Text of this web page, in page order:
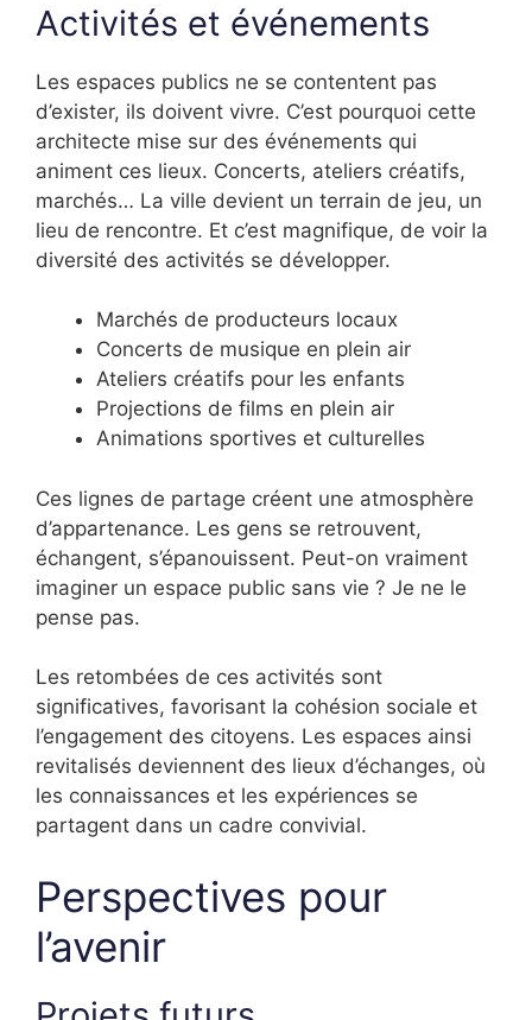
Activités et événements
Les espaces publics ne se contentent pas
d’exister, ils doivent vivre. C’est pourquoi cette
architecte mise sur des événements qui
animent ces lieux. Concerts, ateliers créatifs,
marchés… La ville devient un terrain de jeu, un
lieu de rencontre. Et c’est magnifique, de voir la
diversité des activités se développer.
Marchés de producteurs locaux
Concerts de musique en plein air
Ateliers créatifs pour les enfants
Projections de films en plein air
Animations sportives et culturelles
Ces lignes de partage créent une atmosphère
d’appartenance. Les gens se retrouvent,
échangent, s’épanouissent. Peut-on vraiment
imaginer un espace public sans vie ? Je ne le
pense pas.
Les retombées de ces activités sont
significatives, favorisant la cohésion sociale et
l’engagement des citoyens. Les espaces ainsi
revitalisés deviennent des lieux d’échanges, où
les connaissances et les expériences se
partagent dans un cadre convivial.
Perspectives pour
l’avenir